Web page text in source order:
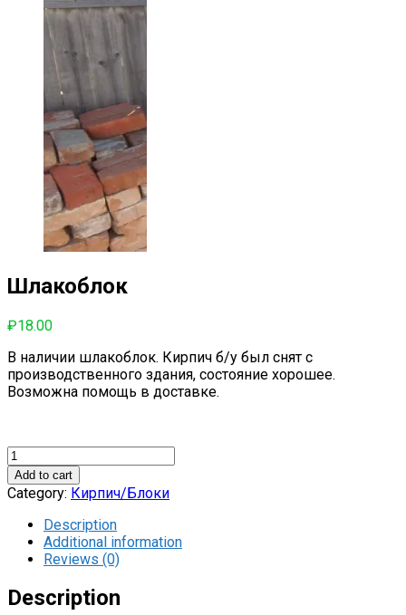
Шлакоблок
₽18.00
В наличии шлакоблок. Кирпич б/у был снят с
производственного здания, состояние хорошее.
Возможна помощь в доставке.
Шлакоблок
quantity
Add to cart
Category: Кирпич/Блоки
Description
Additional information
Reviews (0)
Description